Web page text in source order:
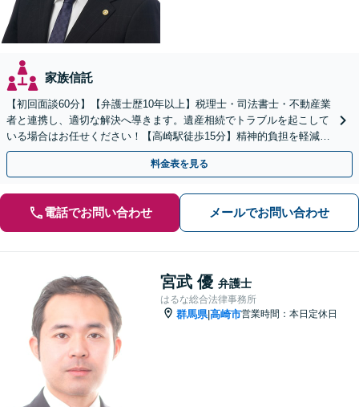
家族信託
【初回面談60分】【弁護士歴10年以上】税理士・司法書士・不動産業
者と連携し、適切な解決へ導きます。遺産相続でトラブルを起こして
いる場合はお任せください！【高崎駅徒歩15分】精神的負担を軽減す
るためにも早めのご相談を。
料金表を見る
電話でお問い合わせ メールでお問い合わせ
宮武 優 弁護士
はるな総合法律事務所
群馬県|高崎市営業時間：本日定休日